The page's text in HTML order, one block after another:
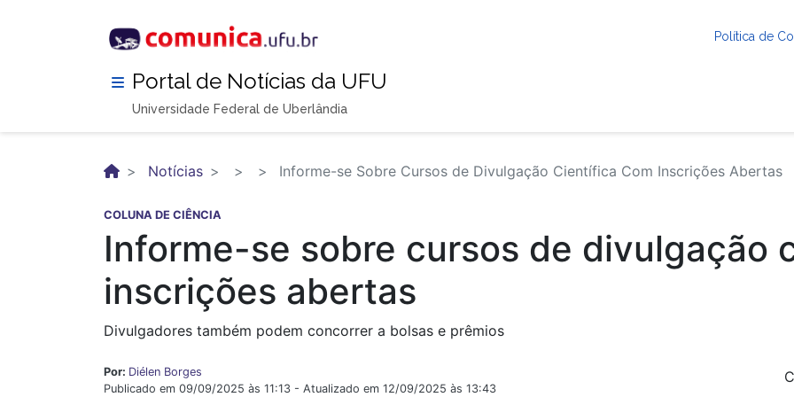
Política de
Portal de Notícias da UFU
Universidade Federal de Uberlândia
Notícias Informe-se Sobre Cursos de Divulgação Científica Com Inscrições Abertas
COLUNA DE CIÊNCIA
Informe-se sobre cursos de divulgação
inscrições abertas
Divulgadores também podem concorrer a bolsas e prêmios
Por: Diélen Borges
Publicado em 09/09/2025 às 11:13 - Atualizado em 12/09/2025 às 13:43